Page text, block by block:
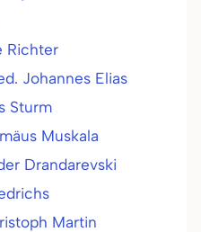
Richter
Johannes Elias
Sturm
Muskala
Drandarevski
Martin